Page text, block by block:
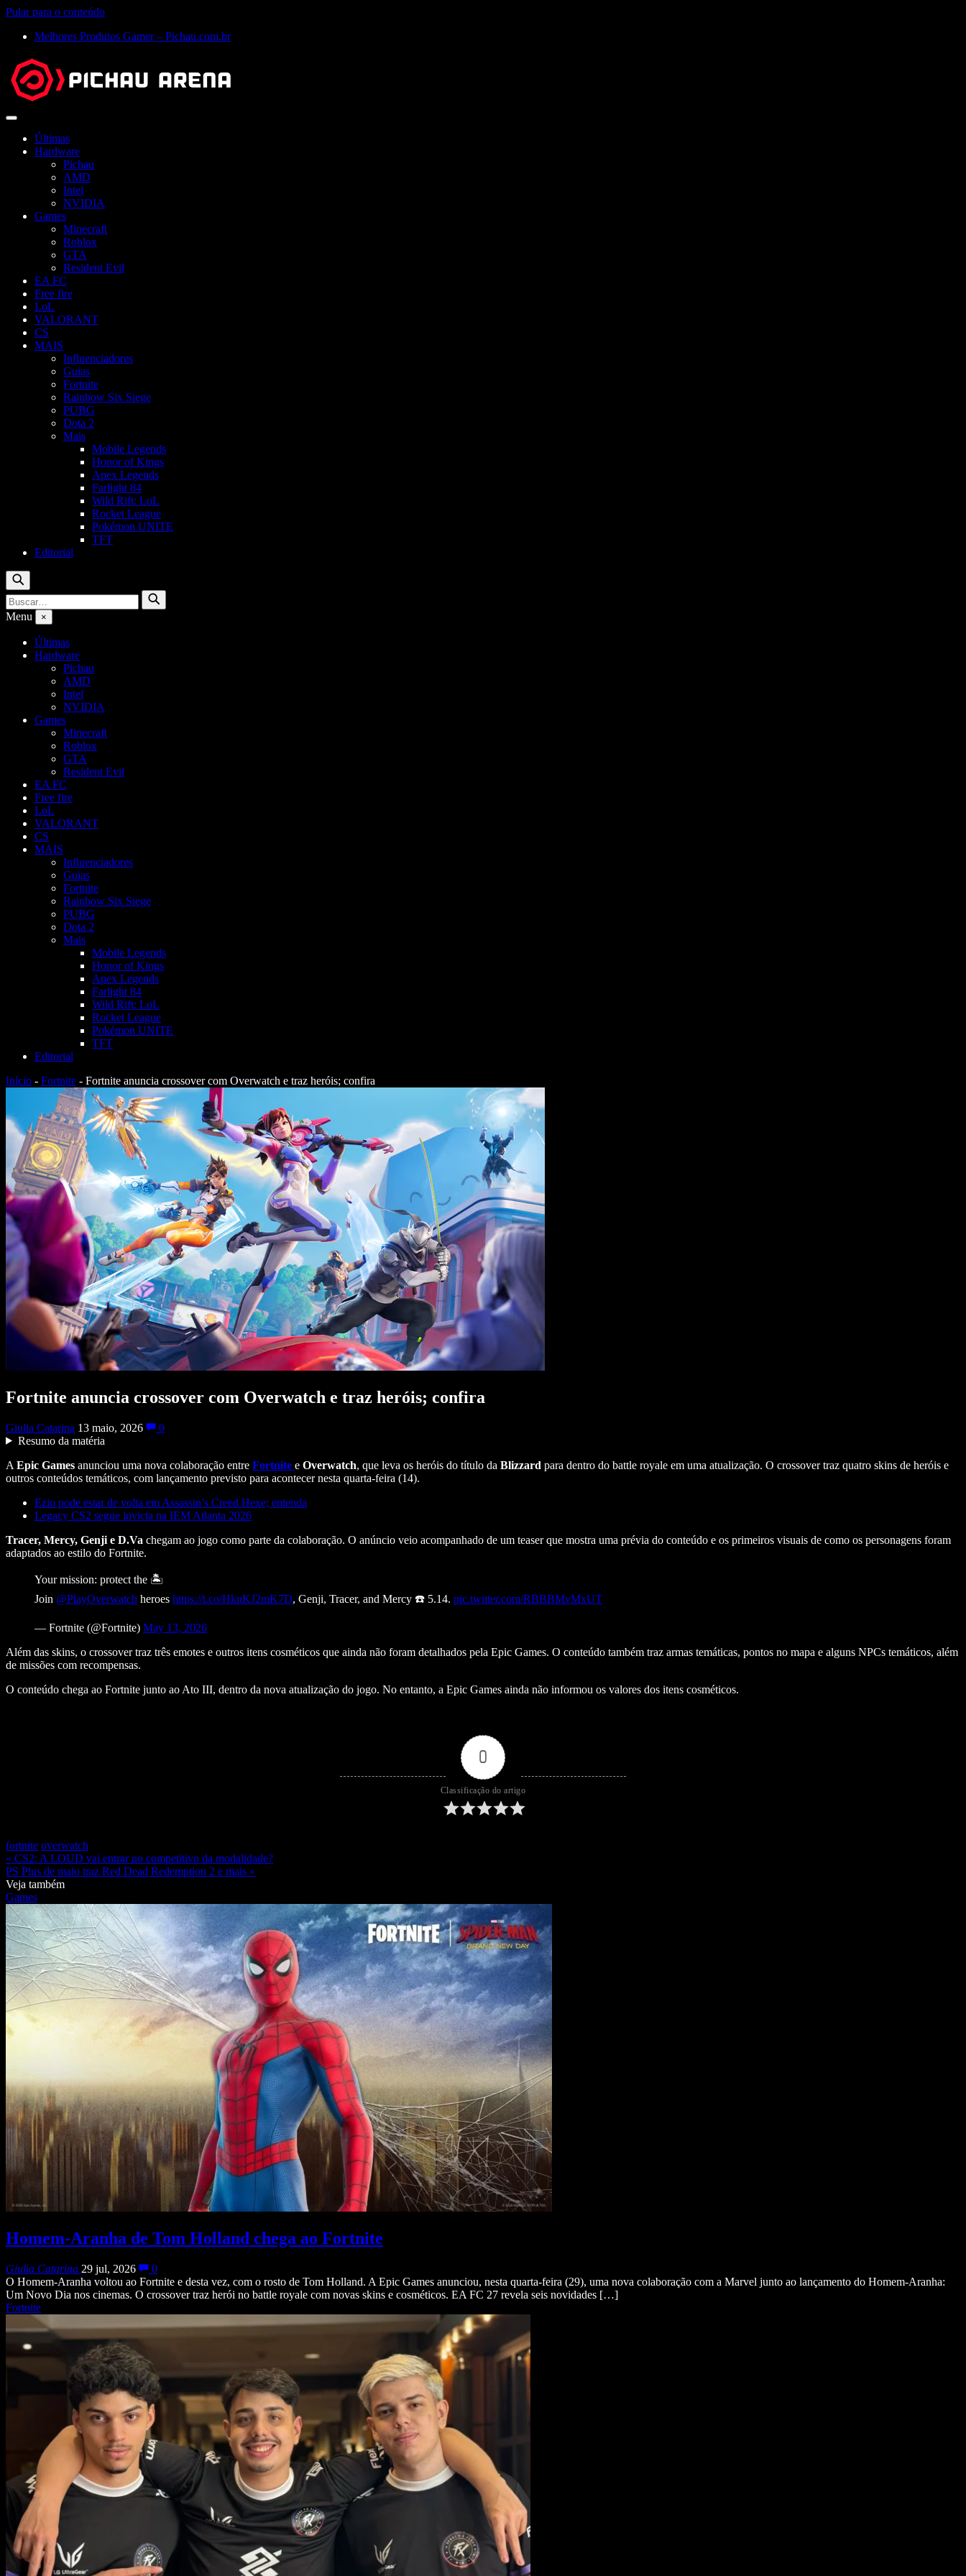
Pular para o conteúdo
Melhores Produtos Gamer – Pichau.com.br
Abrir
Últimas
Hardware
Pichau
AMD
Intel
NVIDIA
Games
Minecraft
Roblox
GTA
Resident Evil
EA FC
Free fire
LoL
VALORANT
CS
MAIS
Influenciadores
Guias
Fortnite
Rainbow Six Siege
PUBG
Dota 2
Mais
Mobile Legends
Honor of Kings
Apex Legends
Farlight 84
Wild Rift: LoL
Rocket League
Pokémon UNITE
TFT
Editorial
Buscar
Buscar
por:
Buscar
Menu ×
Últimas
Hardware
Pichau
AMD
Intel
NVIDIA
Games
Minecraft
Roblox
GTA
Resident Evil
EA FC
Free fire
LoL
VALORANT
CS
MAIS
Influenciadores
Guias
Fortnite
Rainbow Six Siege
PUBG
Dota 2
Mais
Mobile Legends
Honor of Kings
Apex Legends
Farlight 84
Wild Rift: LoL
Rocket League
Pokémon UNITE
TFT
Editorial
Início - Fortnite - Fortnite anuncia crossover com Overwatch e traz heróis; confira
Fortnite anuncia crossover com Overwatch e traz heróis; confira
Giulia Catarina 13 maio, 2026
0
Resumo da matéria
A Epic Games anunciou uma nova colaboração entre Fortnite e Overwatch, que leva os heróis do título da Blizzard para dentro do battle royale em uma atualização. O crossover traz quatro skins de heróis e
outros conteúdos temáticos, com lançamento previsto para acontecer nesta quarta-feira (14).
Ezio pode estar de volta em Assassin’s Creed Hexe; entenda
Legacy CS2 segue invicta na IEM Atlanta 2026
Tracer, Mercy, Genji e D.Va chegam ao jogo como parte da colaboração. O anúncio veio acompanhado de um teaser que mostra uma prévia do conteúdo e os primeiros visuais de como os personagens foram
adaptados ao estilo do Fortnite.
Your mission: protect the 🏝️
Join @PlayOverwatch heroes https://t.co/HknKJ2mK7D, Genji, Tracer, and Mercy ☎️ 5.14. pic.twitter.com/RBBBMvMxUT
— Fortnite (@Fortnite) May 13, 2026
Além das skins, o crossover traz três emotes e outros itens cosméticos que ainda não foram detalhados pela Epic Games. O conteúdo também traz armas temáticas, pontos no mapa e alguns NPCs temáticos, além
de missões com recompensas.
O conteúdo chega ao Fortnite junto ao Ato III, dentro da nova atualização do jogo. No entanto, a Epic Games ainda não informou os valores dos itens cosméticos.
0
Classificação do artigo
fortnite overwatch
« CS2: A LOUD vai entrar no competitivo da modalidade?
PS Plus de maio traz Red Dead Redemption 2 e mais »
Veja também
Games
Homem-Aranha de Tom Holland chega ao Fortnite
Giulia Catarina 29 jul, 2026
0
O Homem-Aranha voltou ao Fortnite e desta vez, com o rosto de Tom Holland. A Epic Games anunciou, nesta quarta-feira (29), uma nova colaboração com a Marvel junto ao lançamento do Homem-Aranha:
Um Novo Dia nos cinemas. O crossover traz herói no battle royale com novas skins e cosméticos. EA FC 27 revela seis novidades […]
Fortnite